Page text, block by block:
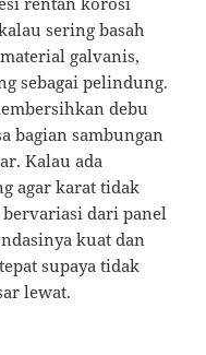
sering basah
galvanis,
sebagai pelindung.
debu
bagian sambungan
Kalau ada
agar karat tidak
bervariasi dari panel
kuat dan
supaya tidak
lewat.